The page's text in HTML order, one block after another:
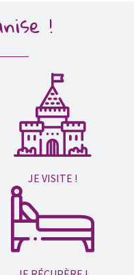
!
JE VISITE !